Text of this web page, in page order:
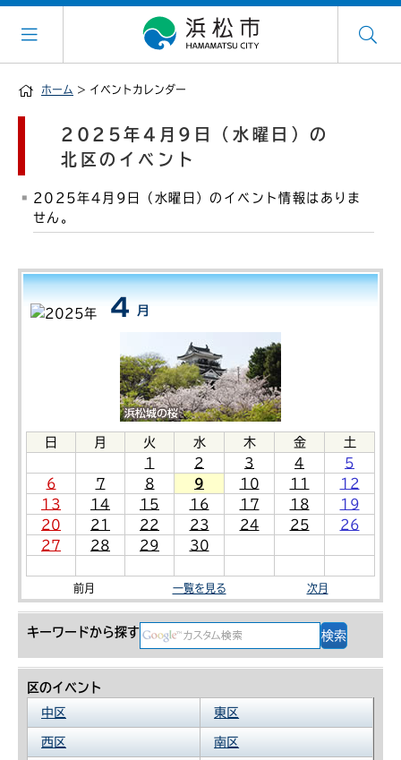
ホーム > イベントカレンダー
日 月 火 水 木 金
土
1
2 3 4
5
6
7 8 9 10 11
12
13
14 15 16 17 18
19
20
21 22 23 24 25
26
27
28 29 30
前月 一覧を見る 次月
キーワードから探す
区のイベント
中区
東区
西区 南区
2025年4月9日（水曜日）の
北区のイベント
2025年4月9日（水曜日）のイベント情報はありま
せん。